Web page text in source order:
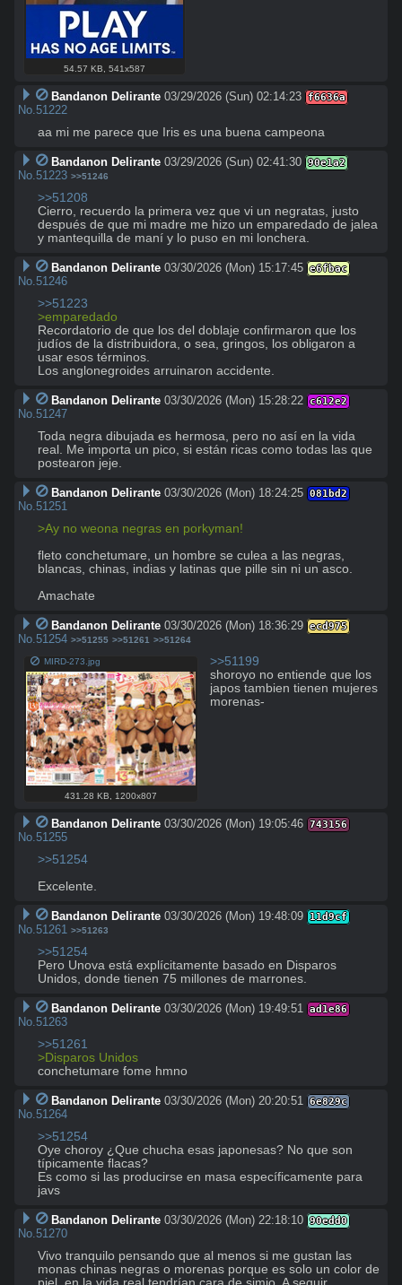
54.57 KB ,541x587
Bandanon Delirante 03/29/2026 (Sun) 02:14:23 f6636a
No. 51222
aa mi me parece que Iris es una buena campeona
Bandanon Delirante 03/29/2026 (Sun) 02:41:30 90e1a2
No. 51223 >>51246
>>51208
Cierro, recuerdo la primera vez que vi un negratas, justo
después de que mi madre me hizo un emparedado de jalea
y mantequilla de maní y lo puso en mi lonchera.
Bandanon Delirante 03/30/2026 (Mon) 15:17:45 e6fbac
No. 51246
>>51223
>emparedado
Recordatorio de que los del doblaje confirmaron que los
judíos de la distribuidora, o sea, gringos, los obligaron a
usar esos términos.
Los anglonegroides arruinaron accidente.
Bandanon Delirante 03/30/2026 (Mon) 15:28:22 c612e2
No. 51247
Toda negra dibujada es hermosa, pero no así en la vida
real. Me importa un pico, si están ricas como todas las que
postearon jeje.
Bandanon Delirante 03/30/2026 (Mon) 18:24:25 081bd2
No. 51251
>Ay no weona negras en porkyman!
fleto conchetumare, un hombre se culea a las negras,
blancas, chinas, indias y latinas que pille sin ni un asco.
Amachate
Bandanon Delirante 03/30/2026 (Mon) 18:36:29 ecd975
No. 51254 >>51255 >>51261 >>51264
MIRD-273.jpg
431.28 KB 1200x807
>>51199
shoroyo no entiende que los
japos tambien tienen mujeres
morenas-
Bandanon Delirante 03/30/2026 (Mon) 19:05:46 743156
No.51255
>>51254
Excelente.
Bandanon Delirante 03/30/2026 (Mon) 19:48:09 11d9cf
No.51261 >>51263
>>51254
Pero Unova está explícitamente basado en Disparos
Unidos, donde tienen 75 millones de marrones.
Bandanon Delirante 03/30/2026 (Mon) 19:49:51 ad1e86
No.51263
>>51261
>Disparos Unidos
conchetumare fome hmno
Bandanon Delirante 03/30/2026 (Mon) 20:20:51 6e829c
No.51264
>>51254
Oye choroy ¿Que chucha esas japonesas? No que son
típicamente flacas?
Es como si las producirse en masa específicamente para
javs
Bandanon Delirante 03/30/2026 (Mon) 22:18:10 90edd0
No.51270
Vivo tranquilo pensando que al menos si me gustan las
monas chinas negras o morenas porque es solo un color de